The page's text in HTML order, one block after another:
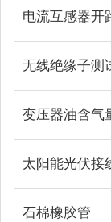
无线绝缘子测
变压器油含气
石棉橡胶管